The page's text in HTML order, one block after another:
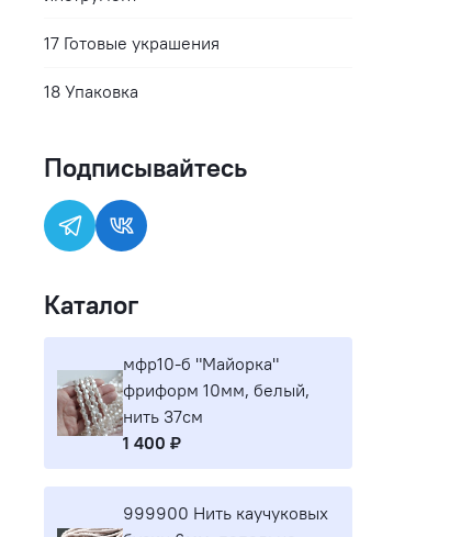
17 Готовые украшения
18 Упаковка
Подписывайтесь
Каталог
мфр10-б "Майорка"
фриформ 10мм, белый,
нить 37см
1 400 ₽
999900 Нить каучуковых